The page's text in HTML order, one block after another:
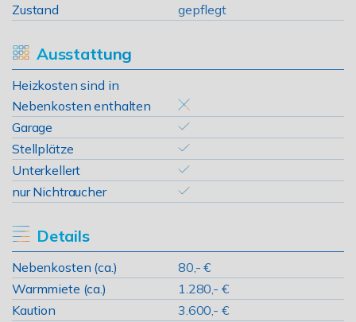
Zustand
gepflegt
Ausstattung
Heizkosten sind in
Nebenkosten enthalten
Garage
Stellplätze
Unterkellert
nur Nichtraucher
Details
Nebenkosten (ca.)
80,- €
Warmmiete (ca.)
1.280,- €
Kaution
3.600,- €